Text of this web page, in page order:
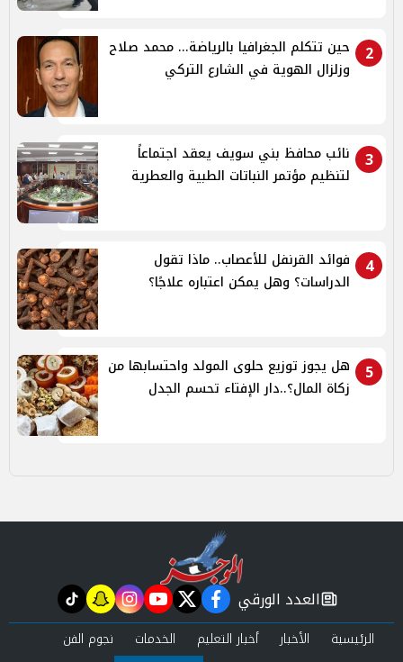
2
حين تتكلم الجغرافيا بالرياضة... محمد صلاح
وزلزال الهوية في الشارع التركي
3
نائب محافظ بني سويف يعقد اجتماعاً
لتنظيم مؤتمر النباتات الطبية والعطرية
4
فوائد القرنفل للأعصاب.. ماذا تقول
الدراسات؟ وهل يمكن اعتباره علاجًا؟
5
هل يجوز توزيع حلوى المولد واحتسابها من
زكاة المال؟..دار الإفتاء تحسم الجدل
newspaper
العدد الورقي facebook
twitter
youtube
instagram
snapchat
tiktok
الرئيسية الأخبار أخبار التعليم الخدمات
نجوم الفن